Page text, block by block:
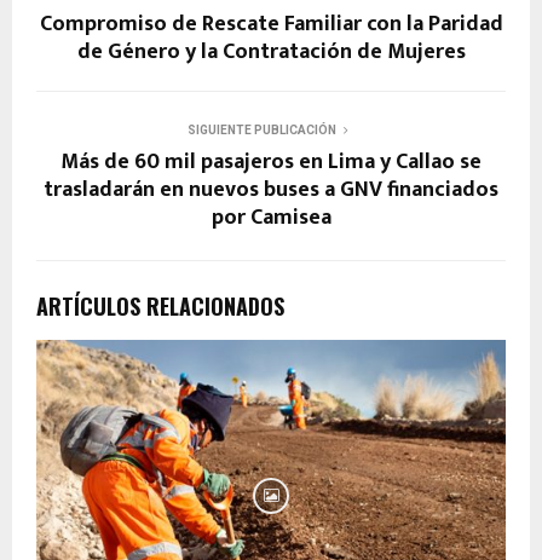
Compromiso de Rescate Familiar con la Paridad
de Género y la Contratación de Mujeres
SIGUIENTE PUBLICACIÓN
Más de 60 mil pasajeros en Lima y Callao se
trasladarán en nuevos buses a GNV financiados
por Camisea
ARTÍCULOS RELACIONADOS